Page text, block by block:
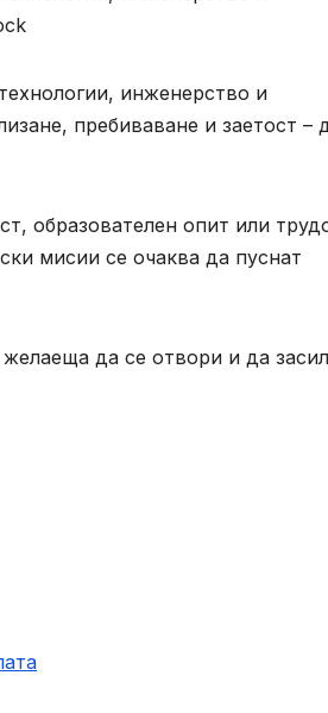
инженерство и
пребиваване и заетост –
образователен опит или
мисии се очаква да пуснат
да се отвори и да